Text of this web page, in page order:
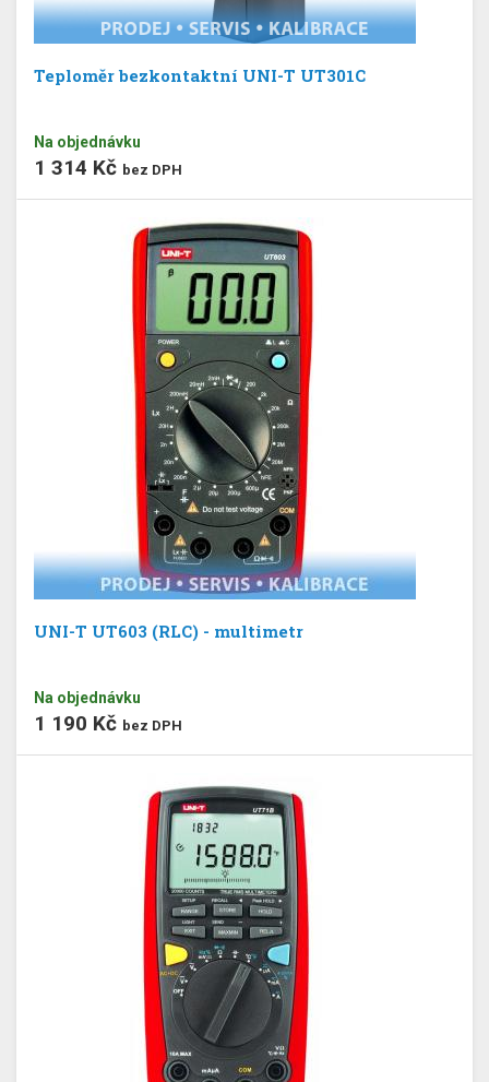
Teploměr bezkontaktní UNI-T UT301C
Na objednávku
1 314 Kč bez DPH
UNI-T UT603 (RLC) - multimetr
Na objednávku
1 190 Kč bez DPH